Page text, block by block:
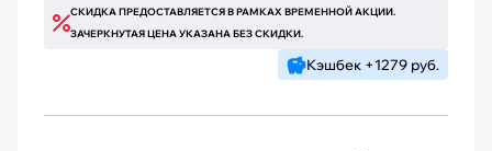
СКИДКА ПРЕДОСТАВЛЯЕТСЯ В РАМКАХ ВРЕМЕННОЙ АКЦИИ.
ЗАЧЕРКНУТАЯ ЦЕНА УКАЗАНА БЕЗ СКИДКИ.
Кэшбек +1279 руб.